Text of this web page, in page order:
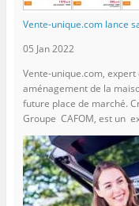
Vente-unique.com lance
05 Jan 2022
Vente-unique.com,
aménagement de la
future place de marché.
Groupe CAFOM, est un